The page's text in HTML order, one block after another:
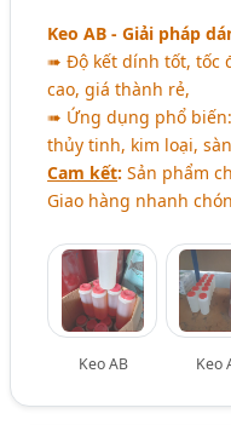
Keo AB - Giải pháp
➠ Độ kết dính tốt, tốc
cao, giá thành rẻ,
➠ Ứng dụng phổ
thủy tinh, kim loại,
Cam kết: Sản phẩm
Giao hàng nhanh
Keo AB Keo